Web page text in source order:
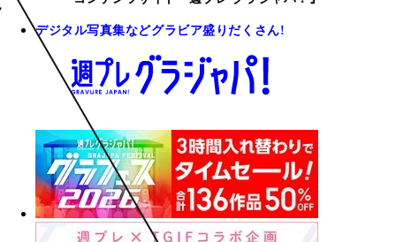
デジタル写真集などグラビア盛りだくさん!